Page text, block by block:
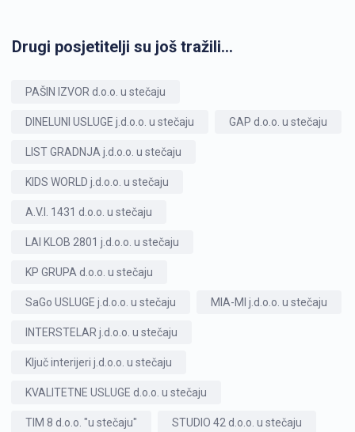
Drugi posjetitelji su još tražili...
PAŠIN IZVOR d.o.o. u stečaju
DINELUNI USLUGE j.d.o.o. u stečaju GAP d.o.o. u stečaju
LIST GRADNJA j.d.o.o. u stečaju
KIDS WORLD j.d.o.o. u stečaju
A.V.I. 1431 d.o.o. u stečaju
LAI KLOB 2801 j.d.o.o. u stečaju
KP GRUPA d.o.o. u stečaju
SaGo USLUGE j.d.o.o. u stečaju MIA-MI j.d.o.o. u stečaju
INTERSTELAR j.d.o.o. u stečaju
Ključ interijeri j.d.o.o. u stečaju
KVALITETNE USLUGE d.o.o. u stečaju
TIM 8 d.o.o. "u stečaju" STUDIO 42 d.o.o. u stečaju